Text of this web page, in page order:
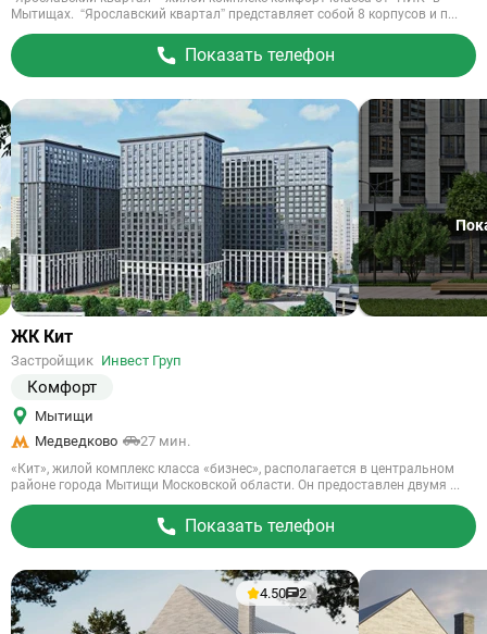
Мытищах. “Ярославский квартал” представляет собой 8 корпусов и п...
Показать телефон
Ссылка
объект
ЖК Кит
Застройщик Инвест Груп
Комфорт
Мытищи
Медведково
27 мин.
«Кит», жилой комплекс класса «бизнес», располагается в центральном
районе города Мытищи Московской области. Он предоставлен двумя ...
Показать телефон
4.50 2